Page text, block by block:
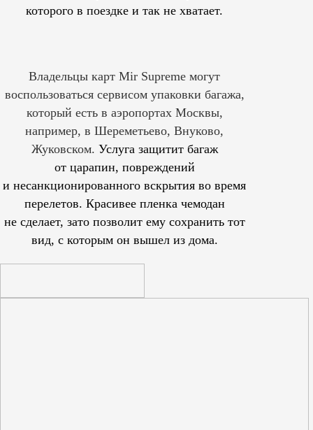
которого в поездке и так не хватает.
Владельцы карт Mir Supreme могут
воспользоваться сервисом упаковки багажа,
который есть в аэропортах Москвы,
например, в Шереметьево, Внуково,
Жуковском. Услуга защитит багаж
от царапин, повреждений
и несанкционированного вскрытия во время
перелетов. Красивее пленка чемодан
не сделает, зато позволит ему сохранить тот
вид, с которым он вышел из дома.